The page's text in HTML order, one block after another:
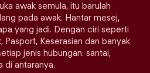
awak semula, itu barulah
pada awak. Hantar mesej,
yang jadi. Dengan ciri seperti
Keserasian dan banyak
jenis hubungan: santai,
di antaranya.